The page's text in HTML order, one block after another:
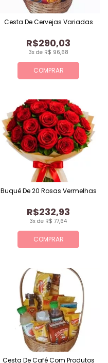
COMPRAR
3x de R$ 96,68
R$290,03
Cesta De Cervejas Variadas
COMPRAR
3x de R$ 77,64
R$232,93
Buquê De 20 Rosas Vermelhas
Cesta De Café Com Produtos